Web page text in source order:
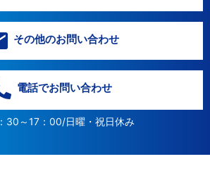
その他のお問い合わせ
電話でお問い合わせ
30～17：00/日曜・祝日休み